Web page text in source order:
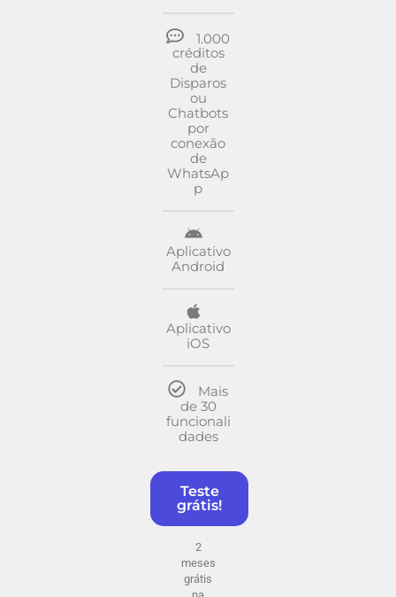
1.000
créditos
de
Disparos
ou
Chatbots
por
conexão
de
WhatsAp
p
Aplicativo
Android
Aplicativo
iOS
Mais
de 30
funcionali
dades
Teste
grátis!
2
meses
grátis